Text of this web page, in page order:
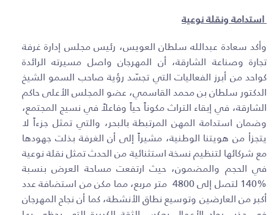
استدامة ونقلة نوعية
وأكد سعادة عبدالله سلطان العويس، رئيس مجلس إدارة غرفة
تجارة وصناعة الشارقة، أن المهرجان واصل مسيرته الرائدة
كواحد من أبرز الفعاليات التي تجسّد رؤية صاحب السمو الشيخ
الدكتور سلطان بن محمد القاسمي، عضو المجلس الأعلى حاكم
الشارقة، في إبقاء التراث مكوناً حياً وفاعلاً في نسيج المجتمع،
وضمان استدامة المهن المرتبطة بالبحر، والتي تمثل جزءاً لا
يتجزأ من هويتنا الوطنية، مشيراً إلى أن الغرفة بذلت جهودها
مع شركائها لتنظيم نسخة استثنائية من الحدث تمثل نقلة نوعية
في الحجم والمضمون، حيث ارتفعت مساحة العرض بنسبة
140% لتصل إلى4800 متر مربع، مما مكن من استضافة عدد
أكبر من العارضين وتوسيع نطاق الأنشطة، كما أن نجاح المهرجان